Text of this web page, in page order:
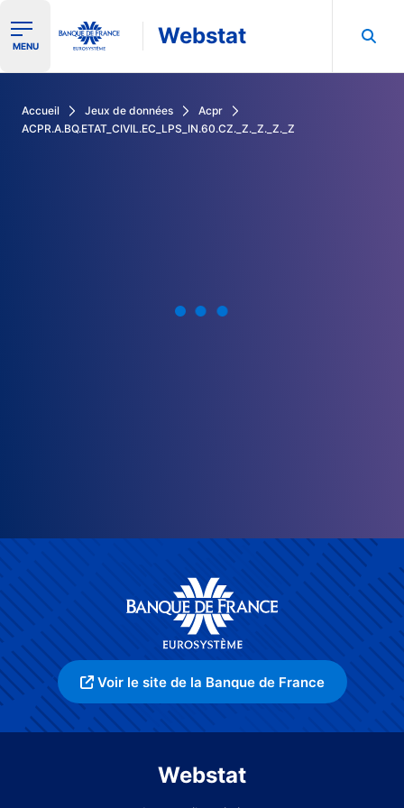
Ouvrir le menu de navigation
MENU Webstat
Accueil Jeux de données
Acpr
ACPR.A.BQ.ETAT_CIVIL.EC_LPS_IN.60.CZ._Z._Z._Z._Z
Voir le site de la Banque de France
Webstat